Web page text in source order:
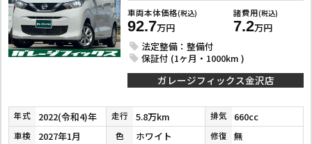
車両本体価格(税込)
92.7万円
諸費用(税込)
7.2万円
法定整備：整備付
保証付 (1ヶ月・1000km )
ガレージフィックス金沢店
年式 2022(令和4)年 走行 5.8万km 排気 660cc
車検 2027年1月 色 ホワイト 修復 無